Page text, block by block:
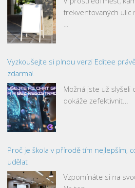
frekventovaných ulic
…
Vyzkoušejte si plnou verzi Editee
zdarma!
Možná jste už slyšeli
dokáže zefektivnit…
Proč je škola v přírodě tím nejlepším,
udělat
Vzpomínáte si na